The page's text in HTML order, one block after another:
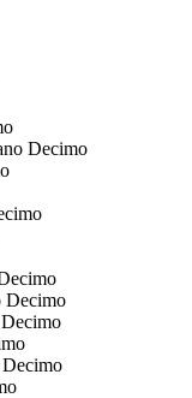
Decimo
Decimo